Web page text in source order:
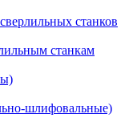
станков
станкам
шлифовальные)